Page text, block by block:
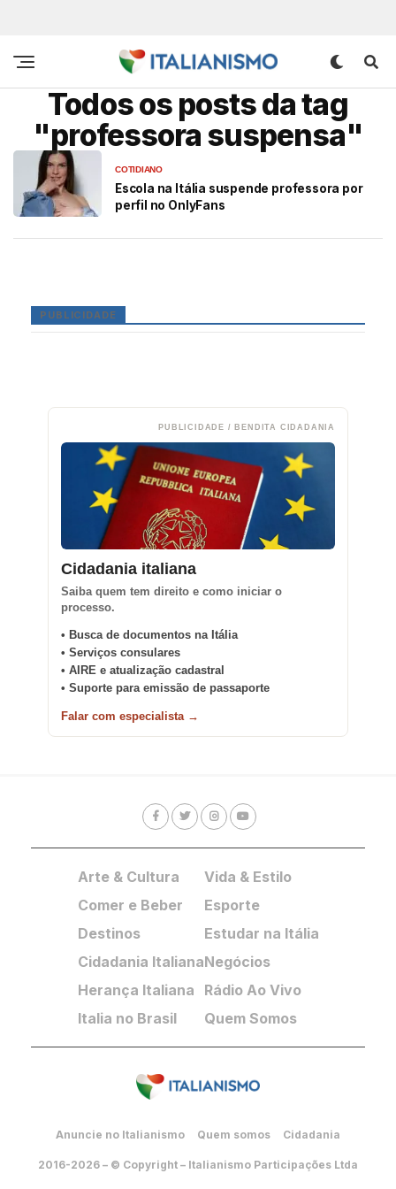
Todos os posts da tag
"professora suspensa"
COTIDIANO
Escola na Itália suspende professora por
perfil no OnlyFans
PUBLICIDADE
PUBLICIDADE / BENDITA CIDADANIA
Cidadania italiana
Saiba quem tem direito e como iniciar o
processo.
• Busca de documentos na Itália
• Serviços consulares
• AIRE e atualização cadastral
• Suporte para emissão de passaporte
Falar com especialista →
Arte & Cultura
Comer e Beber
Destinos
Cidadania Italiana
Herança Italiana
Italia no Brasil
Vida & Estilo
Esporte
Estudar na Itália
Negócios
Rádio Ao Vivo
Quem Somos
Anuncie no Italianismo Quem somos Cidadania
2016-2026 – © Copyright – Italianismo Participações Ltda